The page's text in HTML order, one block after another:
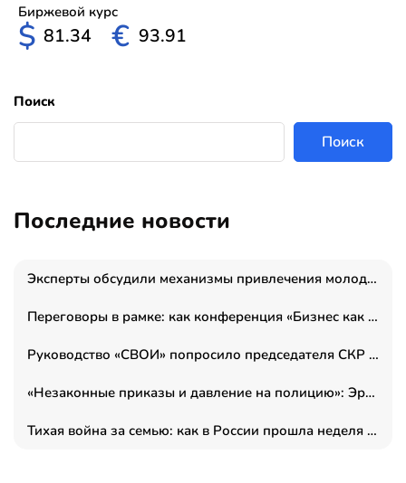
Биржевой курс
$ 81.34 € 93.91
Поиск
Поиск
Последние новости
Эксперты обсудили механизмы привлечения молодых специалистов в промышленные города
Переговоры в рамке: как конференция «Бизнес как искусство» переформатирует деловой этикет в стенах ТПП РФ
Руководство «СВОИ» попросило председателя СКР дать правовую оценку обысков в тыловом штабе
«Незаконные приказы и давление на полицию»: Эрнеста Султанова задержали у посольства Израиля во время одиночного пикета
Тихая война за семью: как в России прошла неделя правовой помощи